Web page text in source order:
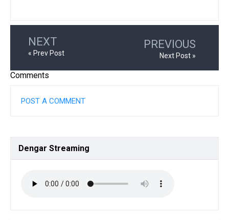
NEXT
« Prev Post
PREVIOUS
Next Post »
Comments
POST A COMMENT
Dengar Streaming